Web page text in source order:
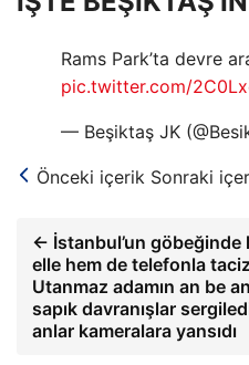
Rams Park’ta devre
pic.twitter.com/
— Beşiktaş JK
Önceki içerik Sonraki
← İstanbul’un göbeğinde
elle hem de telefonla
Utanmaz adamın an be an
sapık davranışlar
anlar kameralara yansıdı